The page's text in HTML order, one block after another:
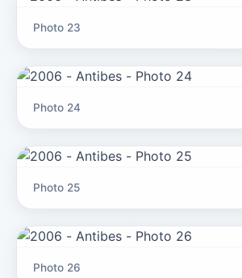
Photo 23
Photo 24
Photo 25
Photo 26